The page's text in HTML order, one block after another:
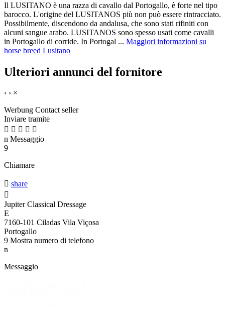
Il LUSITANO è una razza di cavallo dal Portogallo, è forte nel tipo
barocco. L'origine del LUSITANOS più non può essere rintracciato.
Possibilmente, discendono da andalusa, che sono stati rifiniti con
alcuni sangue arabo. LUSITANOS sono spesso usati come cavalli
in Portogallo di corride. In Portogal ... Maggiori informazioni su
horse breed Lusitano
Ulteriori annunci del fornitore
‹ › ×
Werbung Contact seller
Inviare tramite
    
n Messaggio
9
Chiamare
 share

Jupiter Classical Dressage
E
7160-101 Ciladas Vila Viçosa
Portogallo
9 Mostra numero di telefono
n
Messaggio